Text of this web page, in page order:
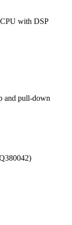
with DSP
and pull-down